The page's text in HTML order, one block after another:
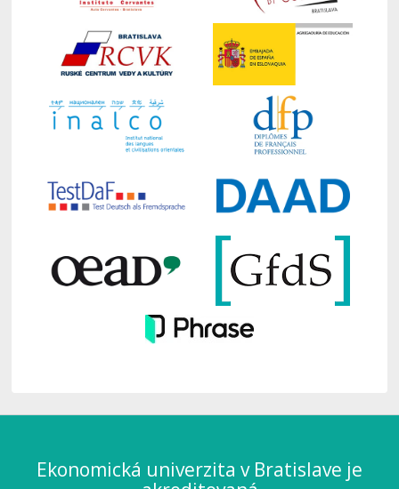
Ekonomická univerzita v Bratislave je